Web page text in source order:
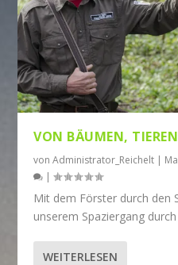
VON BÄUMEN,
vonAdministrator_Reichelt |
|
Mit dem Förster durch den
unserem Spaziergang
WEITERLESEN